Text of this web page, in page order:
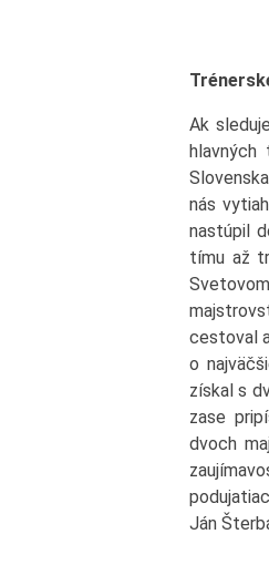
Ak
hlavných
nás
nastúpil
tímu až
cestoval
o
získal s
zase
dvoch
Ján